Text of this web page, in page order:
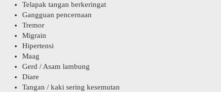
Telapak tangan berkeringat
Gangguan pencernaan
Tremor
Migrain
Hipertensi
Maag
Gerd / Asam lambung
Diare
Tangan / kaki sering kesemutan